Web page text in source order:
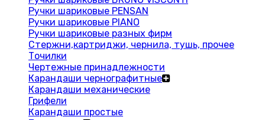
Ручки шариковые PENSAN
Ручки шариковые PIANO
Ручки шариковые разных фирм
Стержни,картриджи, чернила, тушь, прочее
Точилки
Чертежные принадлежности
Карандаши чернографитные
Карандаши механические
Грифели
Карандаши простые